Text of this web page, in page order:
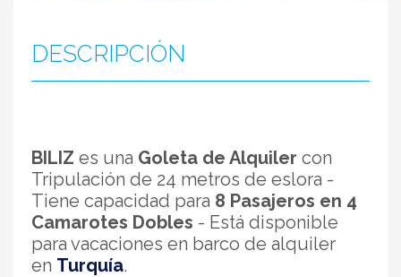
DESCRIPCIÓN
BILIZ es una Goleta de Alquiler con
Tripulación de 24 metros de eslora -
Tiene capacidad para 8 Pasajeros en 4
Camarotes Dobles - Está disponible
para vacaciones en barco de alquiler
en Turquía.